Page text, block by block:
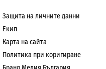
Защита на личните данни
Екип
Карта на сайта
Политика при коригиране